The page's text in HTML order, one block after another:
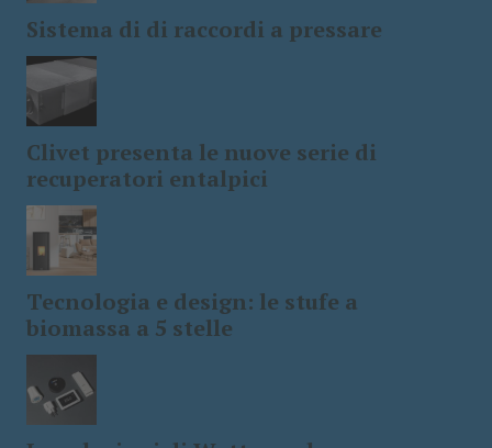
Sistema di di raccordi a pressare
Clivet presenta le nuove serie di
recuperatori entalpici
Tecnologia e design: le stufe a
biomassa a 5 stelle